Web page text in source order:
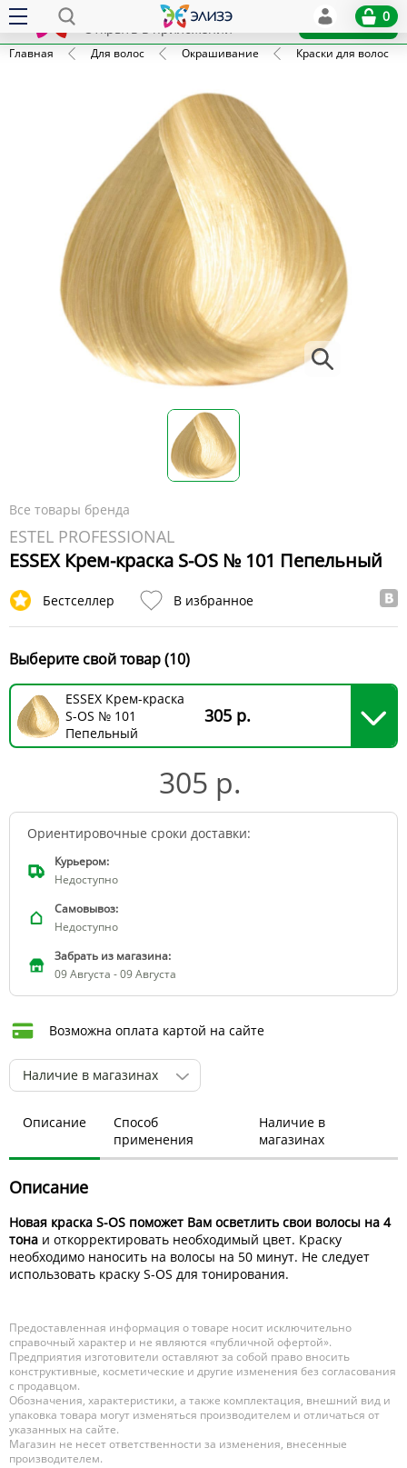
x
Открыть в приложении
Установить
0
Главная Для волос Окрашивание Краски для волос
Все товары бренда
ESTEL PROFESSIONAL
ESSEX Крем-краска S-OS № 101 Пепельный
Бестселлер В избранное
Выберите свой товар (10)
ESSEX Крем-краска
S-OS № 101
Пепельный
305 р.
305 р.
Ориентировочные сроки доставки:
Курьером:
Недоступно
Самовывоз:
Недоступно
Забрать из магазина:
09 Августа - 09 Августа
Возможна оплата картой на сайте
Наличие в магазинах
Описание
Способ
применения
Наличие в
магазинах
Описание
Новая краска S-OS поможет Вам осветлить свои волосы на 4
тона и откорректировать необходимый цвет. Краску
необходимо наносить на волосы на 50 минут. Не следует
использовать краску S-OS для тонирования.
Предоставленная информация о товаре носит исключительно
справочный характер и не являются «публичной офертой».
Предприятия изготовители оставляют за собой право вносить
конструктивные, косметические и другие изменения без согласования
с продавцом.
Обозначения, характеристики, а также комплектация, внешний вид и
упаковка товара могут изменяться производителем и отличаться от
указанных на сайте.
Магазин не несет ответственности за изменения, внесенные
производителем.